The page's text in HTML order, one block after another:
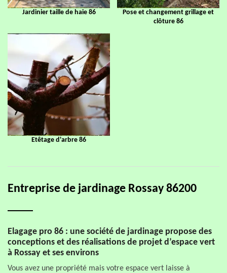
Jardinier taille de haie 86
Pose et changement grillage et
clôture 86
Etêtage d'arbre 86
Entreprise de jardinage Rossay 86200
Elagage pro 86 : une société de jardinage propose des
conceptions et des réalisations de projet d’espace vert
à Rossay et ses environs
Vous avez une propriété mais votre espace vert laisse à